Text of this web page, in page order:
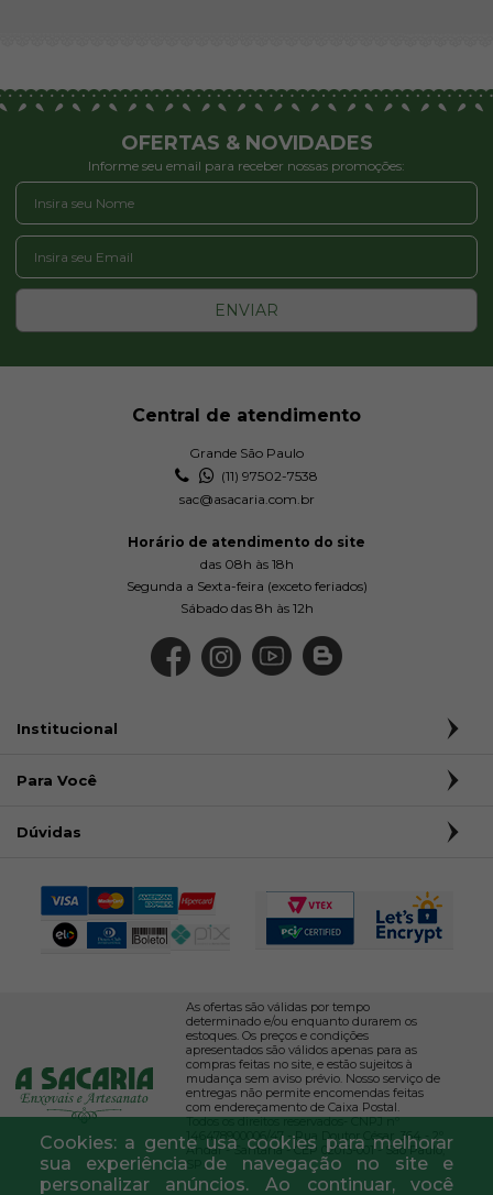
Cookies: a gente usa cookies para melhorar
sua experiência de navegação no site e
personalizar anúncios. Ao continuar, você
OFERTAS & NOVIDADES
Informe seu email para receber nossas promoções:
ENVIAR
Central de atendimento
Grande São Paulo
(11) 97502-7538
sac@asacaria.com.br
Horário de atendimento do site
das 08h às 18h
Segunda a Sexta-feira (exceto feriados)
Sábado das 8h às 12h
Institucional
Para Você
Dúvidas
As ofertas são válidas por tempo
determinado e/ou enquanto durarem os
estoques. Os preços e condições
apresentados são válidos apenas para as
compras feitas no site, e estão sujeitos à
mudança sem aviso prévio. Nosso serviço de
entregas não permite encomendas feitas
com endereçamento de Caixa Postal.
Todos os direitos reservados- CNPJ nº
146478900006/47 - Rua Doutor César, 364 - 2º
Andar - Santana - CEP 02013-001 - São Paulo,
SP.